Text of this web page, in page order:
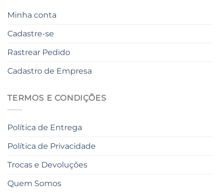
Minha conta
Cadastre-se
Rastrear Pedido
Cadastro de Empresa
TERMOS E CONDIÇÕES
Política de Entrega
Política de Privacidade
Trocas e Devoluções
Quem Somos